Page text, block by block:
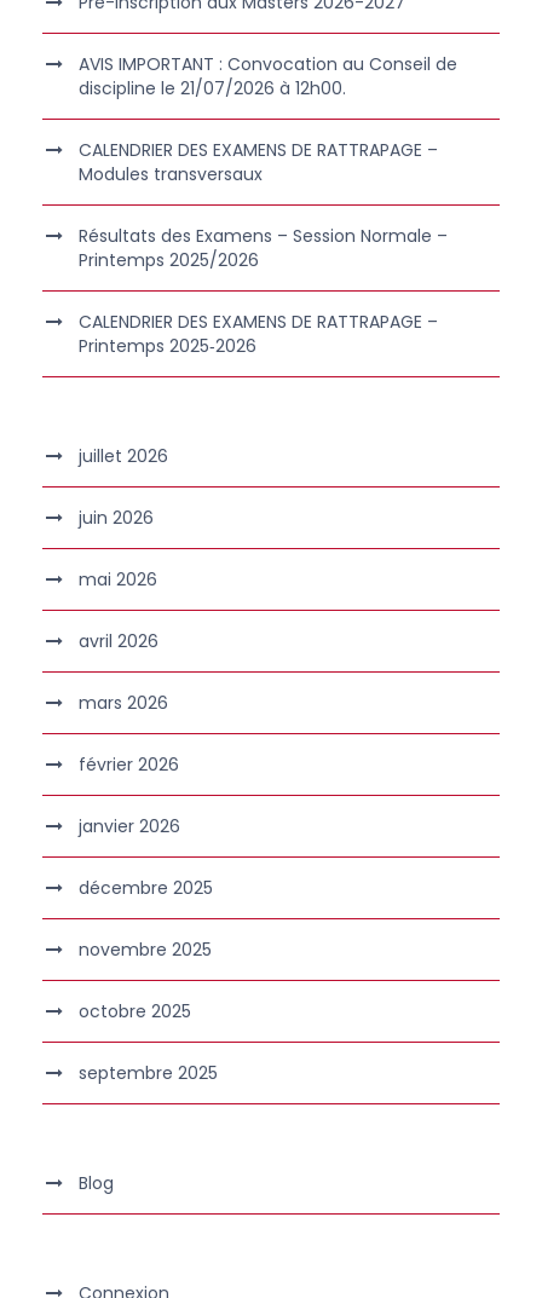
AVIS IMPORTANT : Convocation au Conseil de
discipline le 21/07/2026 à 12h00.
CALENDRIER DES EXAMENS DE RATTRAPAGE –
Modules transversaux
Résultats des Examens – Session Normale –
Printemps 2025/2026
CALENDRIER DES EXAMENS DE RATTRAPAGE –
Printemps 2025‑2026
juillet 2026
juin 2026
mai 2026
avril 2026
mars 2026
février 2026
janvier 2026
décembre 2025
novembre 2025
octobre 2025
septembre 2025
Blog
Connexion